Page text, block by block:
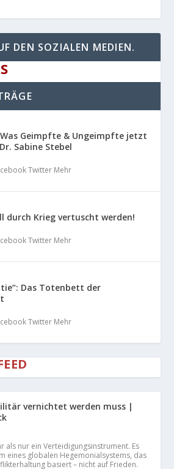
DEN SOZIALEN MEDIEN.
Geimpfte & Ungeimpfte jetzt
Sabine Stebel
Twitter Mehr
durch Krieg vertuscht werden!
Twitter Mehr
Das Totenbett der
Twitter Mehr
vernichtet werden muss |
als nur ein Verteidigungsinstrument. Es
eines globalen Hegemonialsystems, das
basiert – nicht auf Frieden.